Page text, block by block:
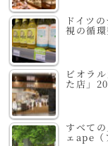
ドイツ
視の循
ビオラ
た店」
すべて
ェape（